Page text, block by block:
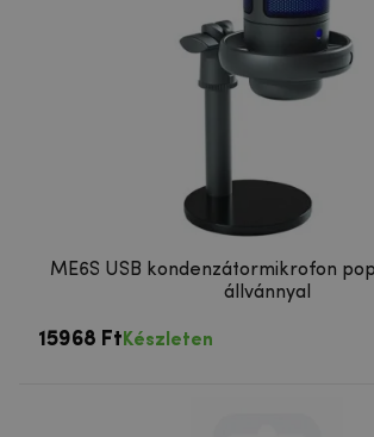
ME6S USB kondenzátormikrofon
állvánnyal
15968 Ft Készleten